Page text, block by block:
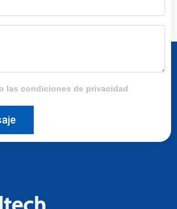
las condiciones de privacidad